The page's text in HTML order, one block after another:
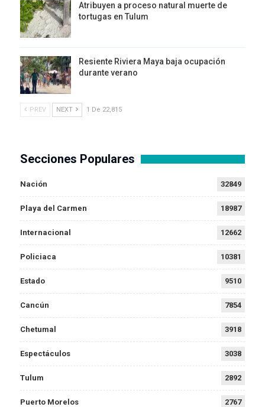
Atribuyen a proceso natural muerte de
tortugas en Tulum
Resiente Riviera Maya baja ocupación
durante verano
PREV NEXT 1 De 22,815
Secciones Populares
Nación 32849
Playa del Carmen 18987
Internacional 12662
Policiaca 10381
Estado 9510
Cancún 7854
Chetumal 3918
Espectáculos 3038
Tulum 2892
Puerto Morelos 2767